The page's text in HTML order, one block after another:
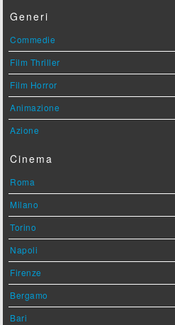
Generi
Commedie
Film Thriller
Film Horror
Animazione
Azione
Cinema
Roma
Milano
Torino
Napoli
Firenze
Bergamo
Bari